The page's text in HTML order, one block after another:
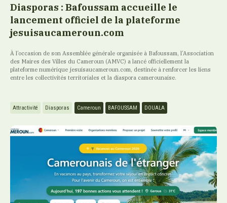
Diasporas : Bafoussam accueille le
lancement officiel de la plateforme
jesuisaucameroun.com
À l’occasion de son Assemblée générale organisée à Bafoussam, l’Association
des Maires des Villes du Cameroun (AMVC) a lancé officiellement la
plateforme numérique jesuisaucameroun.com, destinée à renforcer les liens
entre les collectivités territoriales et la diaspora camerounaise.
Attractivité Diasporas Cameroun BAFOUSSAM DOUALA